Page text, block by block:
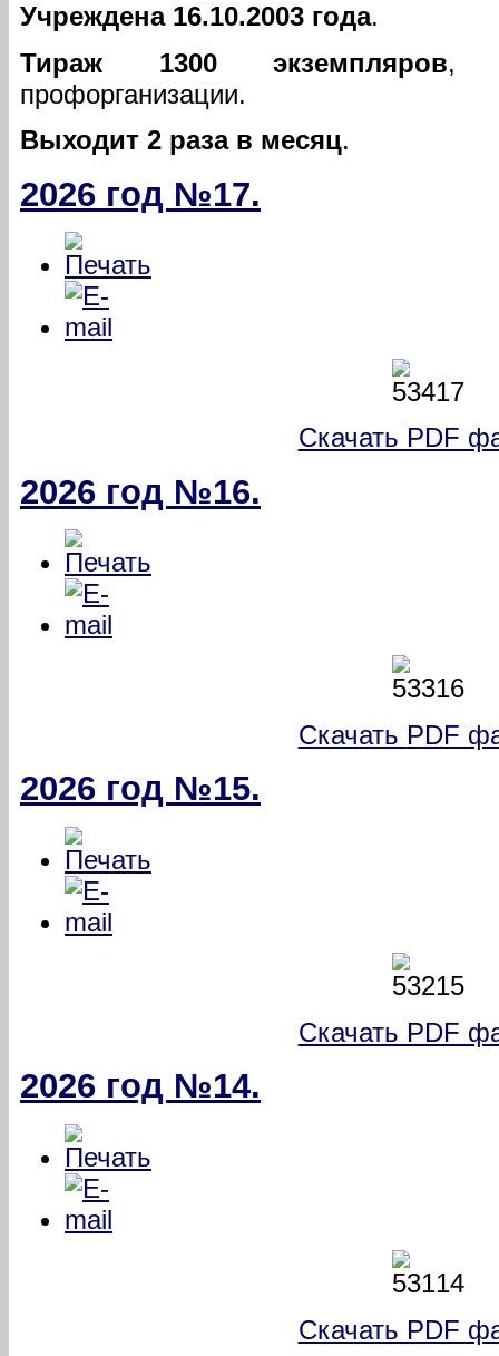
Учреждена 16.10.2003 года.
Тираж 1300 экземпляров,
профорганизации.
Выходит 2 раза в месяц.
2026 год №17.
Скачать PDF
2026 год №16.
Скачать PDF
2026 год №15.
Скачать PDF
2026 год №14.
Скачать PDF